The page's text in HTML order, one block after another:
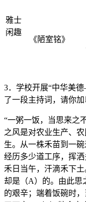
雅士
闲趣
《陋室铭》
3．学校开展“中华美
了一段主持词，请你加
“一粥一饭，当思来之
之风是对农业生产、
生。从一株禾苗到一
经历多少道工序，挥
禾日当午，汗滴禾下
却是（A）的。由此思
的艰辛；端着饭碗时，